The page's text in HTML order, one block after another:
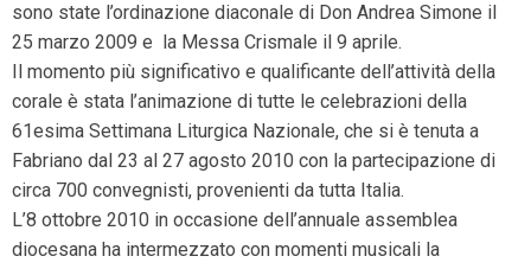
sono state l’ordinazione diaconale di Don Andrea Simone il
25 marzo 2009 e la Messa Crismale il 9 aprile.
Il momento più significativo e qualificante dell’attività della
corale è stata l’animazione di tutte le celebrazioni della
61esima Settimana Liturgica Nazionale, che si è tenuta a
Fabriano dal 23 al 27 agosto 2010 con la partecipazione di
circa 700 convegnisti, provenienti da tutta Italia.
L’8 ottobre 2010 in occasione dell’annuale assemblea
diocesana ha intermezzato con momenti musicali la